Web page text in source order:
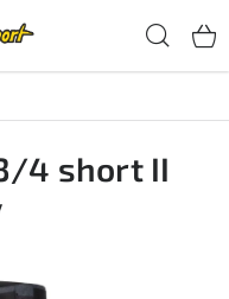
4 short II